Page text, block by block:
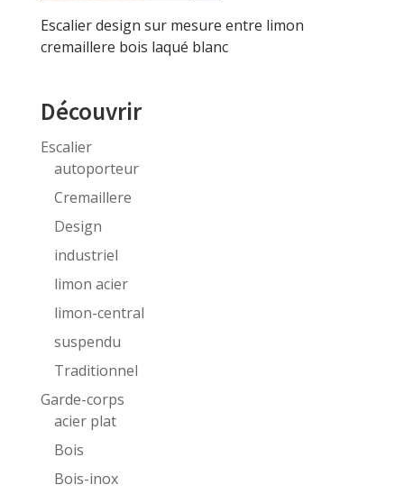
Escalier design sur mesure entre limon
cremaillere bois laqué blanc
Découvrir
Escalier
autoporteur
Cremaillere
Design
industriel
limon acier
limon-central
suspendu
Traditionnel
Garde-corps
acier plat
Bois
Bois-inox